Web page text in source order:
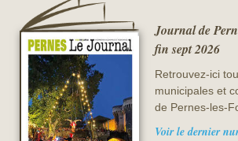
Journal de
fin sept 2026
Retrouvez-ici
municipales et
de Pernes-les-
Voir le dernier